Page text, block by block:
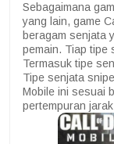
Sebagaimana
yang lain, game
beragam senjata
pemain. Tiap tipe
Termasuk tipe
Tipe senjata
Mobile ini sesuai
pertempuran